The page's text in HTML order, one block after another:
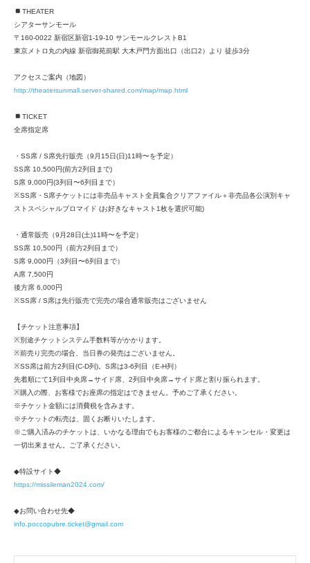
THEATER
シアターサンモール
〒160-0022 新宿区新宿1-19-10 サンモールクレストB1
東京メトロ丸の内線 新宿御苑前駅 大木戸門方面出口（出口2）より 徒歩3分
アクセスご案内（地図）
http://theatersunmall.server-shared.com/map/map.html
TICKET
全席指定席
・SS席 / S席先行販売（9月15日(日)11時〜を予定）
SS席 10,500円(前方2列目まで)
S席 9,000円(3列目〜6列目まで）
※SS席・S席チケットには非売品キャスト全員集合クリアファイル＋非売品各公演別キャ
ストスペシャルブロマイド (お好きなキャスト1枚を選択可能)
・通常販売（9月28日(土)11時〜を予定）
SS席 10,500円（前方2列目まで）
S席 9,000円（3列目〜6列目まで）
A席 7,500円
後方席 6,000円
※SS席 / S席は先行販売で完売の場合通常販売はございません
【チケット注意事項】
※別途チケットシステム手数料等がかかります。
※前売り完売の場合、当日券の発売はございません。
※SS席は前方2列目(C-D列)。S席は3-6列目（E-H列）
先着順にて1列目中央席→サイド席、2列目中央席→サイド席と割り振られます。
※購入の際、お客様でお座席の指定はできません。予めご了承ください。
※チケット金額には消費税を含みます。
※チケットの転売は、固くお断りいたします。
※ご購入済みのチケットは、いかなる理由でもお客様のご都合によるキャンセル・変更は
一切出来ません。ご了承ください。
◆特設サイト◆
https://missileman2024.com/
◆お問い合わせ先◆
info.poccopubre.ticket@gmail.com